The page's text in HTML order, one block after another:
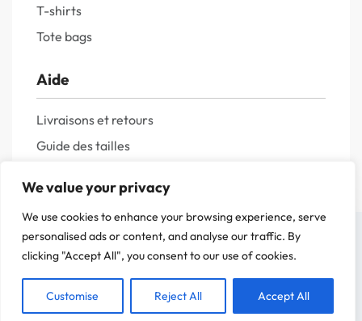
We value your privacy
We use cookies to enhance your browsing experience, serve
personalised ads or content, and analyse our traffic. By
clicking "Accept All", you consent to our use of cookies.
Customise Reject All Accept All
T-shirts
Tote bags
Aide
Livraisons et retours
Guide des tailles
Politique de confidentialité
Mentions légales
On a attendu d'être sûr que le contenu de notre site vous intéresse avant de
C'est OK pour vous ?
ACCEPTER